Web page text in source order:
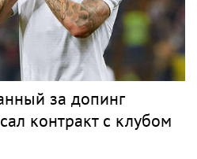
за допинг
контракт с клубом